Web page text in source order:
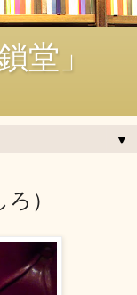
堂」
▼
）